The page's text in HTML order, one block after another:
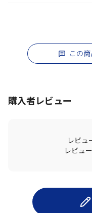
この
購入者レビュー
レビュ
レビュ